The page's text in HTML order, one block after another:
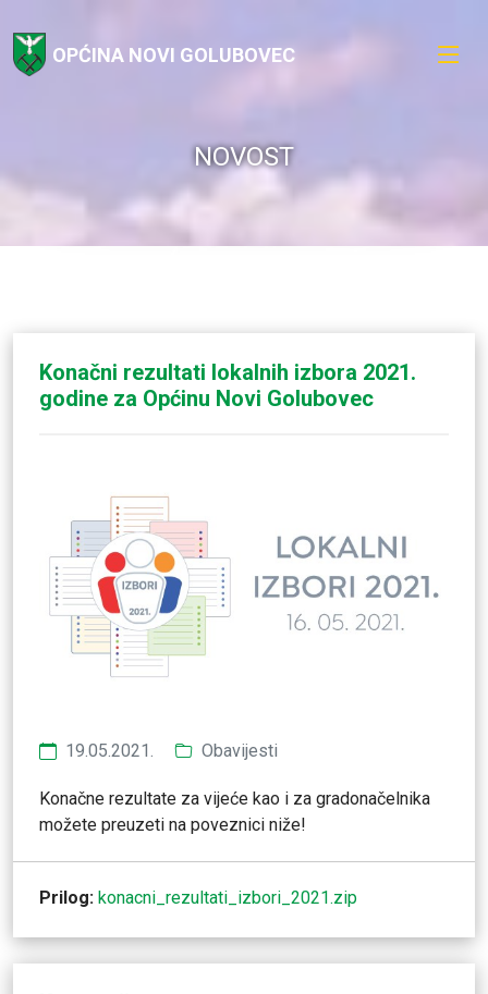
OPĆINA NOVI GOLUBOVEC
NOVOST
Konačni rezultati lokalnih izbora 2021.
godine za Općinu Novi Golubovec
19.05.2021. Obavijesti
Konačne rezultate za vijeće kao i za gradonačelnika
možete preuzeti na poveznici niže!
Prilog: konacni_rezultati_izbori_2021.zip